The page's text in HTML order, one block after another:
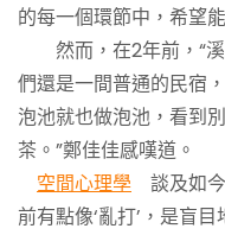
的每一個環節中，希望
然而，在2年前，“溪
們還是一間普通的民宿
泡池就也做泡池，看到
茶。”鄭佳佳感嘆道。
空間心理學 談及如
前有點像‘亂打’，是盲